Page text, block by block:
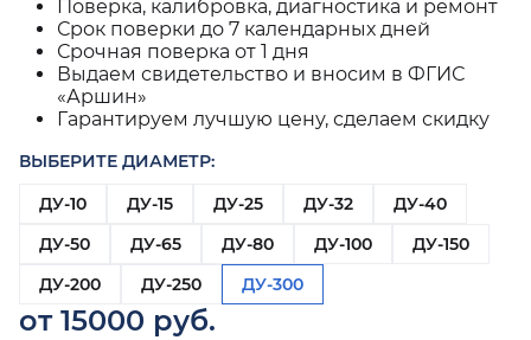
Поверка, калибровка, диагностика и ремонт
Срок поверки до 7 календарных дней
Срочная поверка от 1 дня
Выдаем свидетельство и вносим в ФГИС
«Аршин»
Гарантируем лучшую цену, сделаем скидку
ВЫБЕРИТЕ ДИАМЕТР:
ДУ-10
ДУ-15 ДУ-25 ДУ-32
ДУ-40
ДУ-50
ДУ-65 ДУ-80 ДУ-100
ДУ-150
ДУ-200
ДУ-250 ДУ-300
от 15000 руб.